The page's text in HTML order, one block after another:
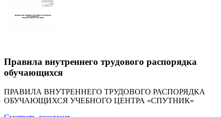
Правила внутреннего трудового распорядка
обучающихся
ПРАВИЛА ВНУТРЕННЕГО ТРУДОВОГО РАСПОРЯДКА
ОБУЧАЮЩИХСЯ УЧЕБНОГО ЦЕНТРА «СПУТНИК»